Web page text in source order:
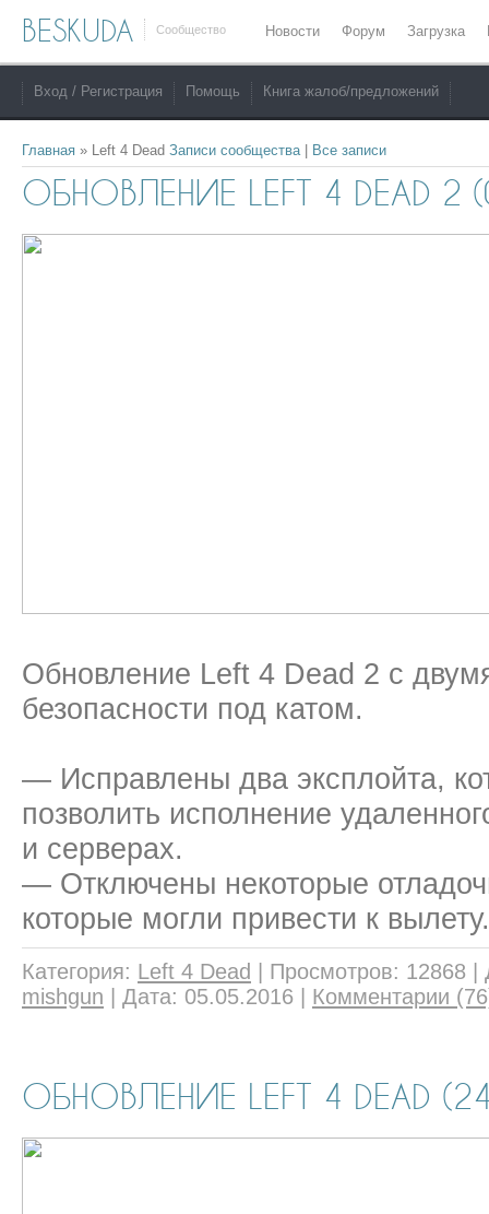
BESKUDA Сообщество Новости Форум Загрузка
Вход / Регистрация Помощь Книга жалоб/предложений
Главная » Left 4 Dead Записи сообщества| Все записи
ОБНОВЛЕНИЕ LEFT 4 DEAD 2
Обновление Left 4 Dead 2 с
безопасности под катом.
— Исправлены два эксплойта,
позволить исполнение
и серверах.
— Отключены некоторые
которые могли привести к вылету.
Категория: Left 4 Dead Просмотров: 12868
mishgun
Дата: 05.05.2016 Комментарии
ОБНОВЛЕНИЕ LEFT 4 DEAD